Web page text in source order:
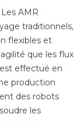
Les AMR
traditionnels,
flexibles et
que les flux
effectué en
production
des robots
les